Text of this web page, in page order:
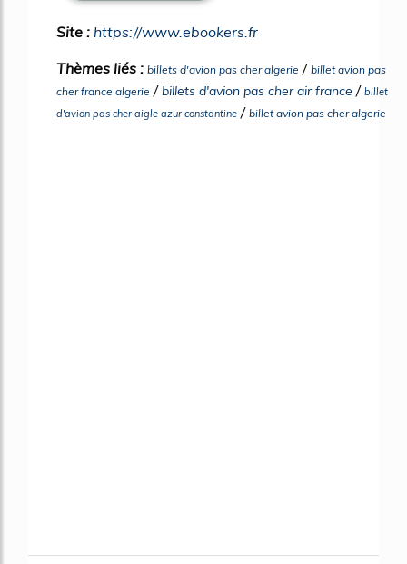
Site : https://www.ebookers.fr
Thèmes liés : billets d'avion pas cher algerie / billet avion pas
cher france algerie /billets d'avion pas cher air france / billet
d'avion pas cher aigle azur constantine / billet avion pas cher algerie